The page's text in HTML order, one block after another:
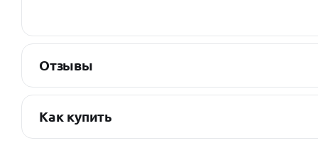
Отзывы
Как купить